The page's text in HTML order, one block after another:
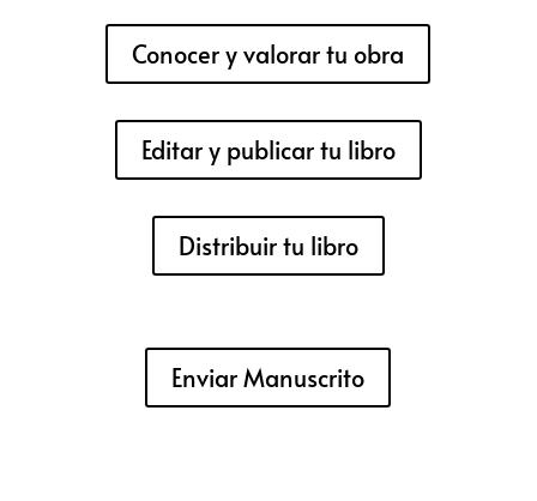
Conocer y valorar tu obra
Editar y publicar tu libro
Distribuir tu libro
Enviar Manuscrito